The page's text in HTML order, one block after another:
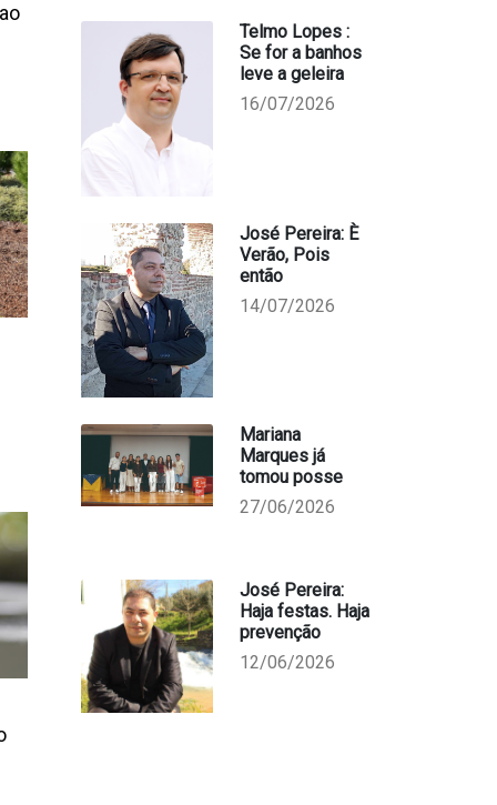
Telmo Lopes :
Se for a banhos
leve a geleira
16/07/2026
José Pereira: È
Verão, Pois
então
14/07/2026
Mariana
Marques já
tomou posse
27/06/2026
José Pereira:
Haja festas. Haja
prevenção
12/06/2026